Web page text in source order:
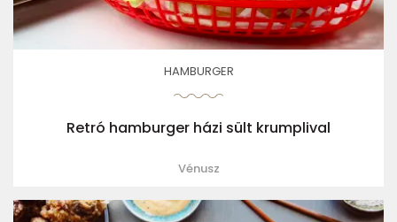
HAMBURGER
Retró hamburger házi sült krumplival
Vénusz